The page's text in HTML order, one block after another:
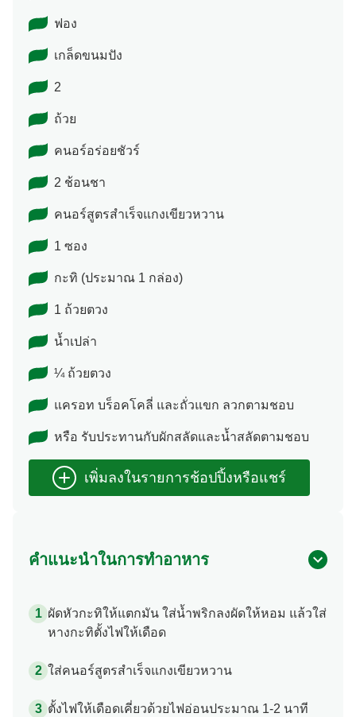
ฟอง
เกล็ดขนมปัง
2
ถ้วย
คนอร์อร่อยชัวร์
2 ช้อนชา
คนอร์สูตรสำเร็จแกงเขียวหวาน
1 ซอง
กะทิ (ประมาณ 1 กล่อง)
1 ถ้วยตวง
น้ำเปล่า
¼ ถ้วยตวง
แครอท บร็อคโคลี่ และถั่วแขก ลวกตามชอบ
หรือ รับประทานกับผักสลัดและน้ำสลัดตามชอบ
คำแนะนำในการทำอาหาร
ผัดหัวกะทิให้แตกมัน ใส่น้ำพริกลงผัดให้หอม แล้วใส่
หางกะทิตั้งไฟให้เดือด
ใส่คนอร์สูตรสำเร็จแกงเขียวหวาน
ตั้งไฟให้เดือดเคี่ยวด้วยไฟอ่อนประมาณ 1-2 นาที